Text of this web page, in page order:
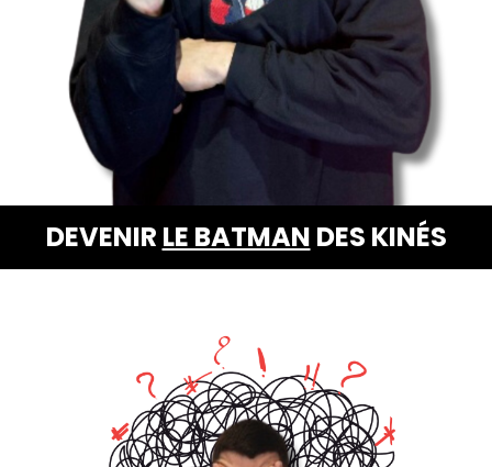
DEVENIR LE BATMAN DES KINÉS